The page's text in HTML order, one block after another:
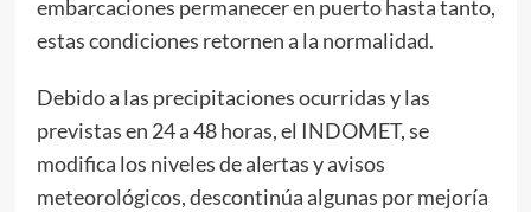
embarcaciones permanecer en puerto hasta tanto,
estas condiciones retornen a la normalidad.
Debido a las precipitaciones ocurridas y las
previstas en 24 a 48 horas, el INDOMET, se
modifica los niveles de alertas y avisos
meteorológicos, descontinúa algunas por mejoría